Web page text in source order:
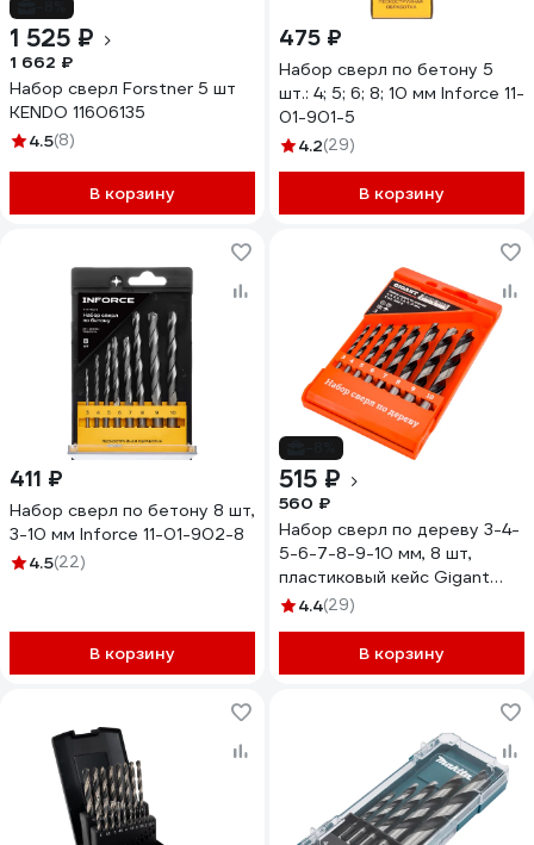
1 525 ₽
1 662 ₽
Набор сверл Forstner 5 шт
KENDO 11606135
4.5(8)
В корзину
475 ₽
Набор сверл по бетону 5
шт.: 4; 5; 6; 8; 10 мм Inforce 11-
01-901-5
4.2(29)
В корзину
411 ₽
Набор сверл по бетону 8 шт,
3-10 мм Inforce 11-01-902-8
4.5(22)
В корзину
515 ₽
560 ₽
Набор сверл по дереву 3-4-
5-6-7-8-9-10 мм, 8 шт,
пластиковый кейс Gigant
Gdd-8
4.4(29)
В корзину